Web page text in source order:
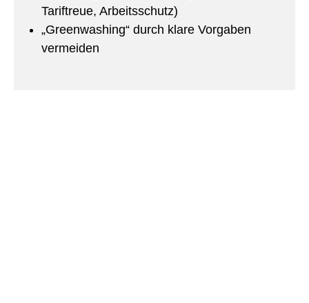
Tariftreue, Arbeitsschutz)
„Greenwashing“ durch klare Vorgaben
vermeiden